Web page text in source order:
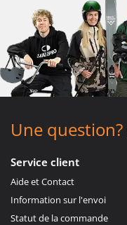
Une question?
Service client
Aide et Contact
Information sur l'envoi
Statut de la commande